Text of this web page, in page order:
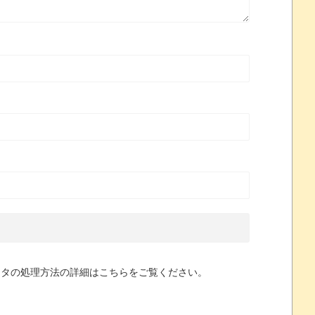
の処理方法の詳細はこちらをご覧ください。